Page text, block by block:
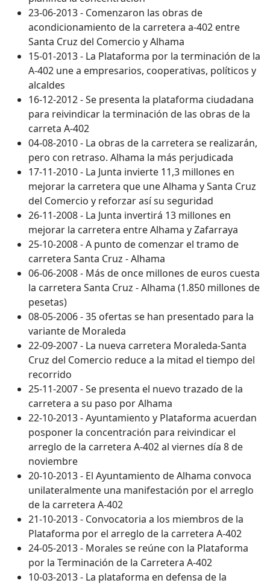
23-06-2013 - Comenzaron las obras de
acondicionamiento de la carretera a-402 entre
Santa Cruz del Comercio y Alhama
15-01-2013 - La Plataforma por la terminación de la
A-402 une a empresarios, cooperativas, políticos y
alcaldes
16-12-2012 - Se presenta la plataforma ciudadana
para reivindicar la terminación de las obras de la
carreta A-402
04-08-2010 - La obras de la carretera se realizarán,
pero con retraso. Alhama la más perjudicada
17-11-2010 - La Junta invierte 11,3 millones en
mejorar la carretera que une Alhama y Santa Cruz
del Comercio y reforzar así su seguridad
26-11-2008 - La Junta invertirá 13 millones en
mejorar la carretera entre Alhama y Zafarraya
25-10-2008 - A punto de comenzar el tramo de
carretera Santa Cruz - Alhama
06-06-2008 - Más de once millones de euros cuesta
la carretera Santa Cruz - Alhama (1.850 millones de
pesetas)
08-05-2006 - 35 ofertas se han presentado para la
variante de Moraleda
22-09-2007 - La nueva carretera Moraleda-Santa
Cruz del Comercio reduce a la mitad el tiempo del
recorrido
25-11-2007 - Se presenta el nuevo trazado de la
carretera a su paso por Alhama
22-10-2013 - Ayuntamiento y Plataforma acuerdan
posponer la concentración para reivindicar el
arreglo de la carretera A-402 al viernes día 8 de
noviembre
20-10-2013 - El Ayuntamiento de Alhama convoca
unilateralmente una manifestación por el arreglo
de la carretera A-402
21-10-2013 - Convocatoria a los miembros de la
Plataforma por el arreglo de la carretera A-402
24-05-2013 - Morales se reúne con la Plataforma
por la Terminación de la Carretera A-402
10-03-2013 - La plataforma en defensa de la